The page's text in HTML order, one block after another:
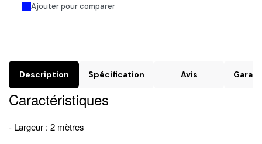
Ajouter pour comparer
Description Spécification Avis
Caractéristiques
- Largeur : 2 mètres